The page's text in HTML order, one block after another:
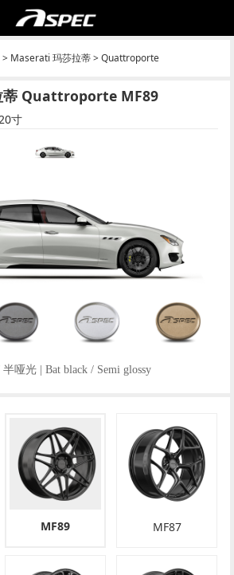
> Maserati 玛莎拉蒂> Quattroporte
Quattroporte MF89
寸
哑光 | Bat black / Semi glossy
MF89 MF87